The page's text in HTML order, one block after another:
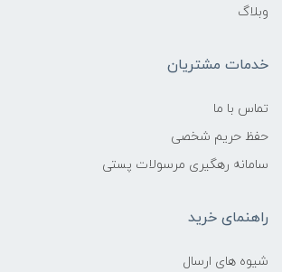
وبلاگ
خدمات مشتریان
تماس با ما
حفظ حریم شخصی
سامانه رهگیری مرسولات پستی
راهنمای خرید
شیوه های ارسال